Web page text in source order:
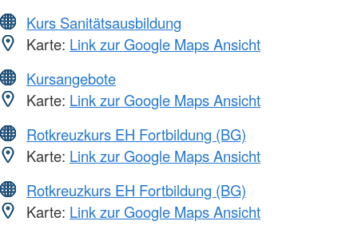
Kurs Sanitätsausbildung
Karte: Link zur Google Maps Ansicht
Kursangebote
Karte: Link zur Google Maps Ansicht
Rotkreuzkurs EH Fortbildung (BG)
Karte: Link zur Google Maps Ansicht
Rotkreuzkurs EH Fortbildung (BG)
Karte: Link zur Google Maps Ansicht